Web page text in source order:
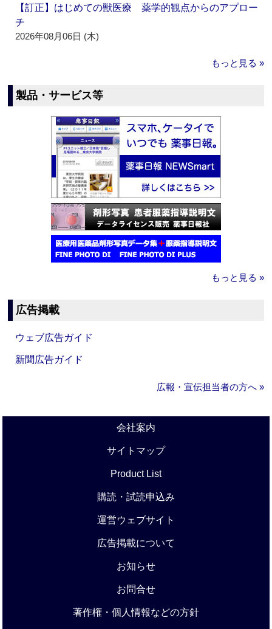
【訂正】はじめての獣医療 薬学的観点からのアプロー
チ
2026年08月06日 (木)
もっと見る »
製品・サービス等
もっと見る »
広告掲載
ウェブ広告ガイド
新聞広告ガイド
広報・宣伝担当者の方へ »
会社案内
サイトマップ
Product List
購読・試読申込み
運営ウェブサイト
広告掲載について
お知らせ
お問合せ
著作権・個人情報などの方針